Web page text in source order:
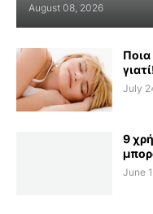
August 08, 2026
Ποια
July
9
June